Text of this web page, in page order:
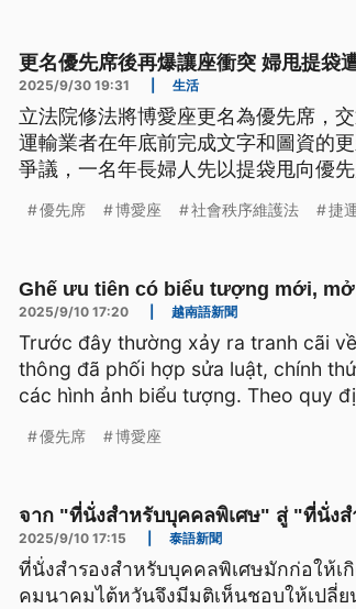
更名優先席後再爆讓座衝突 婦甩提袋
2025/9/30 19:31 生活
立法院修法將博愛座更名為優先席，
運輸業者在年底前完成文字和圖資的
爭議，一名年長婦人先以提袋甩向優
說明。
優先席 博愛座 社會秩序維護法 捷
Ghế ưu tiên có biểu tượng mới,
2025/9/10 17:20 越南語新聞
Trước đây thường xảy ra tranh cãi
thông đã phối hợp sửa luật, chính
các hình ảnh biểu tượng. Theo quy
優先席 博愛座
จาก "ที่นั่งสำหรับบุคคลพิเศษ" สู่ "ที่นั่ง
2025/9/10 17:15 泰語新聞
ที่นั่งสำรองสำหรับบุคคลพิเศษมักก่อให้เ
คมนาคมไต้หวันจึงมีมติเห็นชอบให้เปลี่